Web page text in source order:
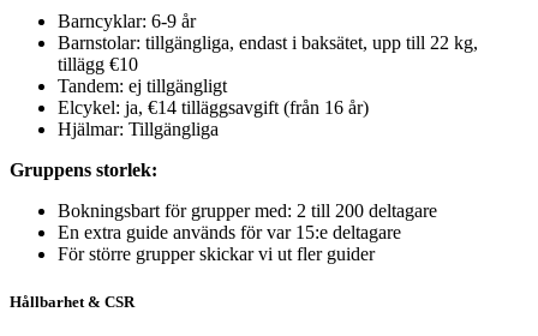
Barncyklar: 6-9 år
Barnstolar: tillgängliga, endast i baksätet, upp till 22 kg,
tillägg €10
Tandem: ej tillgängligt
Elcykel: ja, €14 tilläggsavgift (från 16 år)
Hjälmar: Tillgängliga
Gruppens storlek:
Bokningsbart för grupper med: 2 till 200 deltagare
En extra guide används för var 15:e deltagare
För större grupper skickar vi ut fler guider
Hållbarhet & CSR